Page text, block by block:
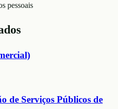
pessoais
de Serviços Públicos de